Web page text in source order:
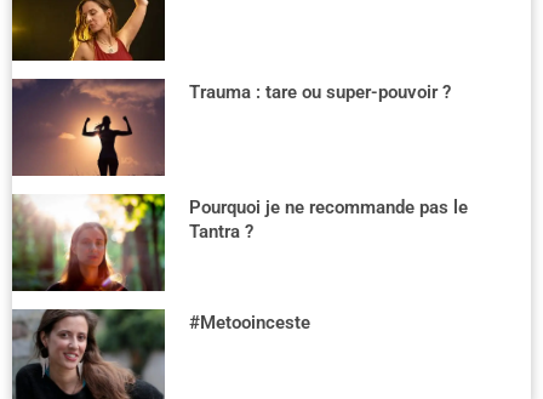
Trauma : tare ou super-pouvoir ?
Pourquoi je ne recommande pas le
Tantra ?
#Metooinceste